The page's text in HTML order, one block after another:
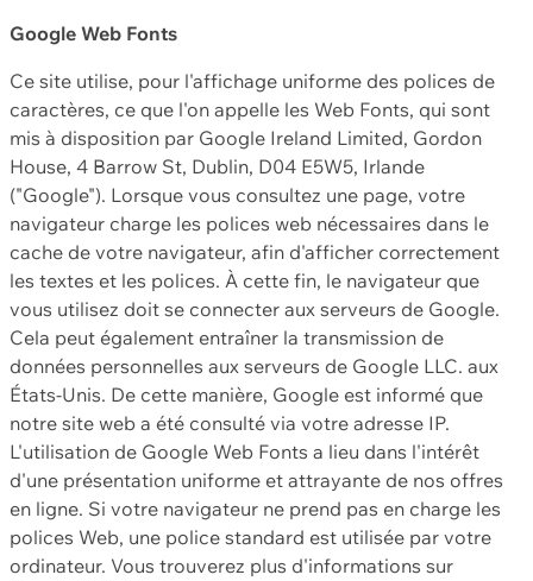
Google Web Fonts
Ce site utilise, pour l'affichage uniforme des polices de
caractères, ce que l'on appelle les Web Fonts, qui sont
mis à disposition par Google Ireland Limited, Gordon
House, 4 Barrow St, Dublin, D04 E5W5, Irlande
("Google"). Lorsque vous consultez une page, votre
navigateur charge les polices web nécessaires dans le
cache de votre navigateur, afin d'afficher correctement
les textes et les polices. À cette fin, le navigateur que
vous utilisez doit se connecter aux serveurs de Google.
Cela peut également entraîner la transmission de
données personnelles aux serveurs de Google LLC. aux
États-Unis. De cette manière, Google est informé que
notre site web a été consulté via votre adresse IP.
L'utilisation de Google Web Fonts a lieu dans l'intérêt
d'une présentation uniforme et attrayante de nos offres
en ligne. Si votre navigateur ne prend pas en charge les
polices Web, une police standard est utilisée par votre
ordinateur. Vous trouverez plus d'informations sur